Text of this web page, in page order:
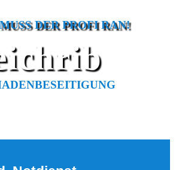
DER PROFI RAN!